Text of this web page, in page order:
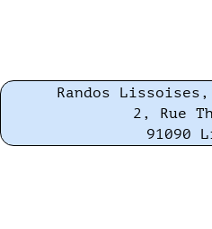
Randos
2, Rue
91090